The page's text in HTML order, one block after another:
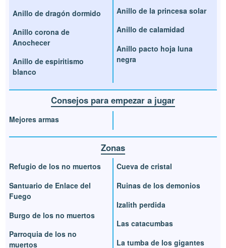
Anillo de dragón dormido
Anillo corona de
Anochecer
Anillo de espiritismo
blanco
Anillo de la princesa solar
Anillo de calamidad
Anillo pacto hoja luna
negra
Consejos para empezar a jugar
Mejores armas
Zonas
Refugio de los no muertos
Santuario de Enlace del
Fuego
Burgo de los no muertos
Parroquia de los no
muertos
Cueva de cristal
Ruinas de los demonios
Izalith perdida
Las catacumbas
La tumba de los gigantes